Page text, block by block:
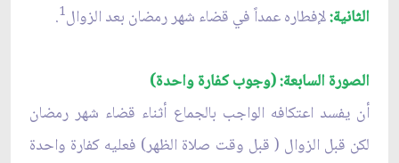
الثانية:لإفطاره عمداً في قضاء شهر رمضان بعد الزوال1
.
الصورة السابعة: (وجوب كفارة واحدة)
أن يفسد اعتكافه الواجب بالجماع أثناء قضاء شهر رمضان
لكن قبل الزوال ( قبل وقت صلاة الظهر) فعليه كفارة واحدة